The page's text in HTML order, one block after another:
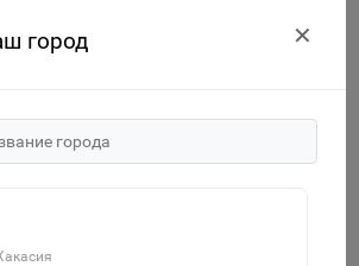
город ✕
123